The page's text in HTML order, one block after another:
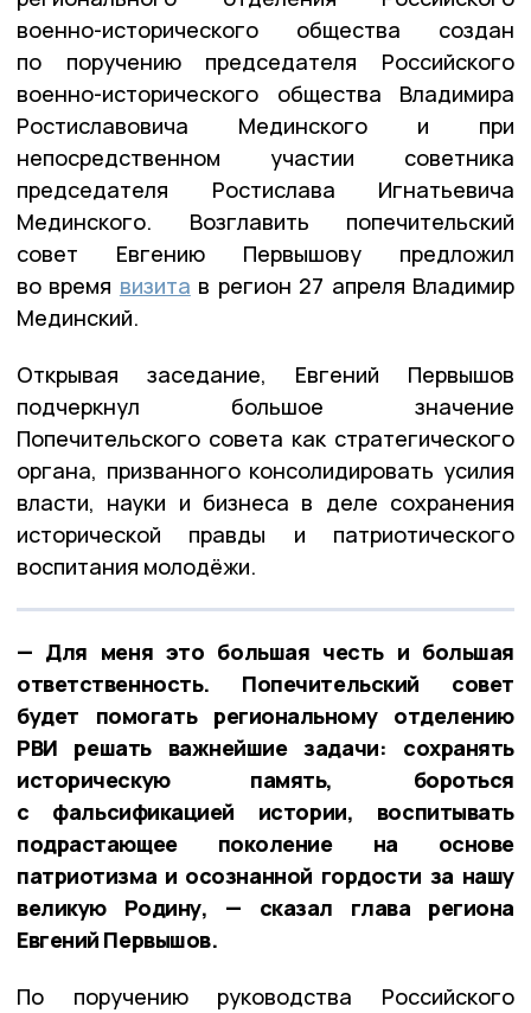
военно-исторического общества создан
по поручению председателя Российского
военно-исторического общества Владимира
Ростиславовича Мединского и при
непосредственном участии советника
председателя Ростислава Игнатьевича
Мединского. Возглавить попечительский
совет Евгению Первышову предложил
во время визита в регион 27 апреля Владимир
Мединский.
Открывая заседание, Евгений Первышов
подчеркнул большое значение
Попечительского совета как стратегического
органа, призванного консолидировать усилия
власти, науки и бизнеса в деле сохранения
исторической правды и патриотического
воспитания молодёжи.
— Для меня это большая честь и большая
ответственность. Попечительский совет
будет помогать региональному отделению
РВИ решать важнейшие задачи: сохранять
историческую память, бороться
с фальсификацией истории, воспитывать
подрастающее поколение на основе
патриотизма и осознанной гордости за нашу
великую Родину, — сказал глава региона
Евгений Первышов.
По поручению руководства Российского